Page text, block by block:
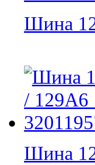
Шина
Шина